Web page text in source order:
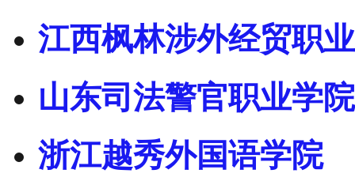
江西枫林涉外经贸职
山东司法警官职业学院
浙江越秀外国语学院